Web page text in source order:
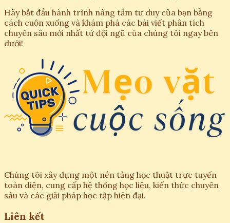
Hãy bắt đầu hành trình nâng tầm tư duy của bạn bằng
cách cuộn xuống và khám phá các bài viết phân tích
chuyên sâu mới nhất từ đội ngũ của chúng tôi ngay bên
dưới!
Chúng tôi xây dựng một nền tảng học thuật trực tuyến
toàn diện, cung cấp hệ thống học liệu, kiến thức chuyên
sâu và các giải pháp học tập hiện đại.
Liên kết